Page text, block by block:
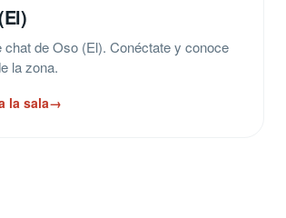
chat de Oso (El). Conéctate y conoce
la zona.
la sala→